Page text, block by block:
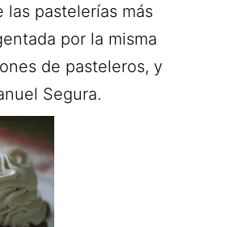
las pastelerías más
por la misma
de pasteleros, y
Segura.